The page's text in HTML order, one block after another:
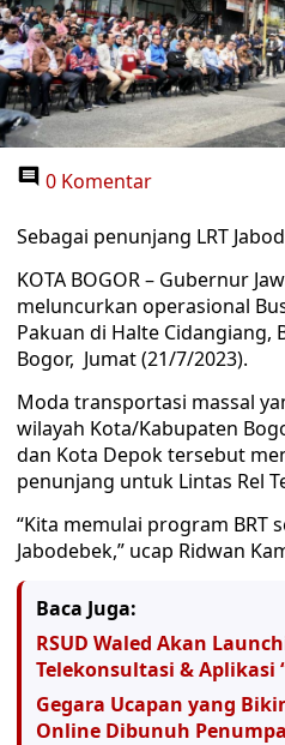
0 Komentar
Sebagai penunjang LRT
KOTA BOGOR – Gubernur
meluncurkan operasional
Pakuan di Halte Cidangiang,
Bogor, Jumat (21/7/2023).
Moda transportasi massal
wilayah Kota/Kabupaten
dan Kota Depok tersebut
penunjang untuk Lintas Rel
“Kita memulai program BRT
Jabodebek,” ucap Ridwan
Baca Juga:
RSUD Waled Akan
Telekonsultasi & Aplikasi
Gegara Ucapan yang
Online Dibunuh